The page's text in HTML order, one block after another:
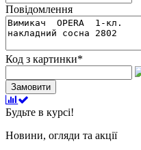
Повідомлення
Код з картинки*
Замовити
Будьте в курсі!
Новини, огляди та акції